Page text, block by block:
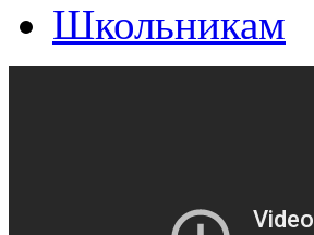
Школьникам